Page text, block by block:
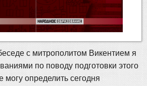
с митрополитом Викентием я
по поводу подготовки этого
могу определить сегодня